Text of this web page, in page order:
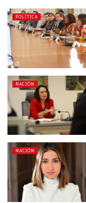
POLÍTICA
NACIÓN
NACIÓN